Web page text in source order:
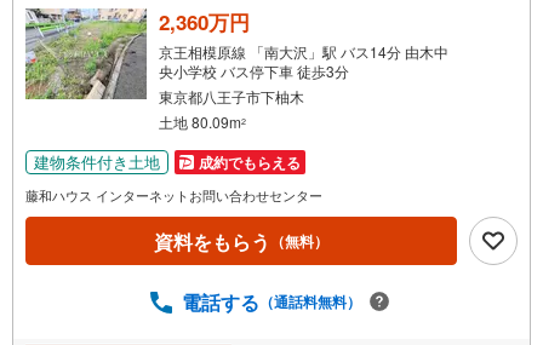
る
・
条
件
マ
イ
ペ
ー
2,360万円
京王相模原線 「南大沢」駅 バス14分 由木中
央小学校 バス停下車 徒歩3分
東京都八王子市下柚木
土地 80.09m2
建物条件付き土地 成約でもらえる
藤和ハウス インターネットお問い合わせセンター
資料をもらう （無料）
電話する （通話料無料）